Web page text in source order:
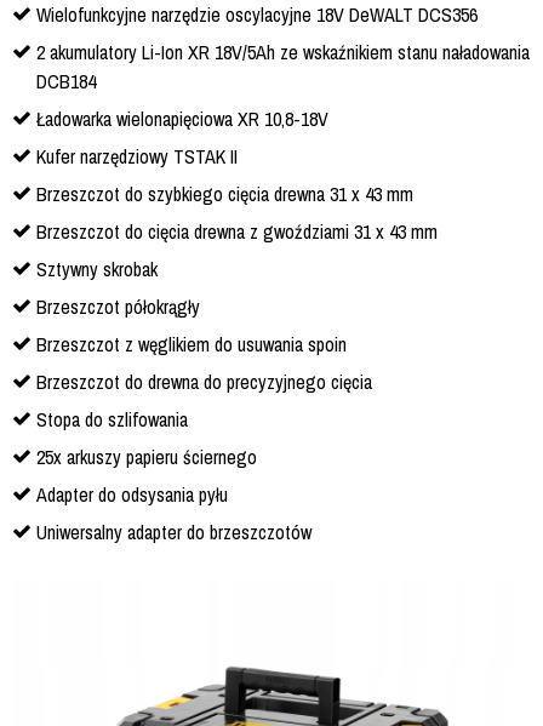
Wielofunkcyjne narzędzie oscylacyjne 18V DeWALT DCS356
2 akumulatory Li-Ion XR 18V/5Ah ze wskaźnikiem stanu naładowania
DCB184
Ładowarka wielonapięciowa XR 10,8-18V
Kufer narzędziowy TSTAK II
Brzeszczot do szybkiego cięcia drewna 31 x 43 mm
Brzeszczot do cięcia drewna z gwoździami 31 x 43 mm
Sztywny skrobak
Brzeszczot półokrągły
Brzeszczot z węglikiem do usuwania spoin
Brzeszczot do drewna do precyzyjnego cięcia
Stopa do szlifowania
25x arkuszy papieru ściernego
Adapter do odsysania pyłu
Uniwersalny adapter do brzeszczotów